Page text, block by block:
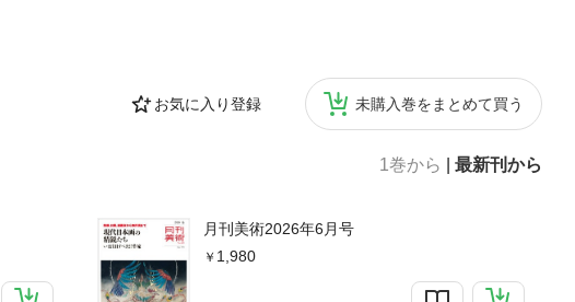
お気に入り登録 未購入巻をまとめて買う
1巻から 最新刊から
月刊美術2026年6月号
1,980